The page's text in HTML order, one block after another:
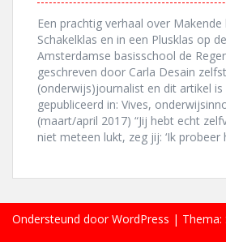
Een prachtig verhaal over Makende
Schakelklas en in een Plusklas op
Amsterdamse basisschool de
geschreven door Carla Desain
(onderwijs)journalist en dit artikel is
gepubliceerd in: Vives,
(maart/april 2017) “Jij hebt echt
niet meteen lukt, zeg jij: ‘Ik
Ondersteund door WordPress | Thema: